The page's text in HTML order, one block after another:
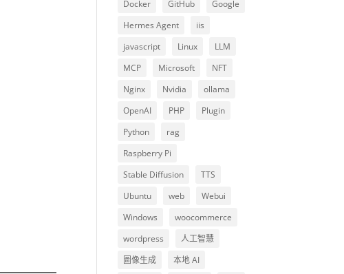
Docker
GitHub
Google
Hermes Agent
iis
javascript
Linux
LLM
MCP
Microsoft
NFT
Nginx
Nvidia
ollama
OpenAI
PHP
Plugin
Python
rag
Raspberry Pi
Stable Diffusion
TTS
Ubuntu
web
Webui
Windows
woocommerce
wordpress
人工智慧
圖像生成
本地 AI